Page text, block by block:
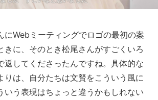
にWebミーティングでロゴの最初の案
きに、そのとき松尾さんがすごくいろ
返してくださったんですね。具体的な
りは、自分たちは文賢をこういう風に
いう表現はちょっと違うかもしれない